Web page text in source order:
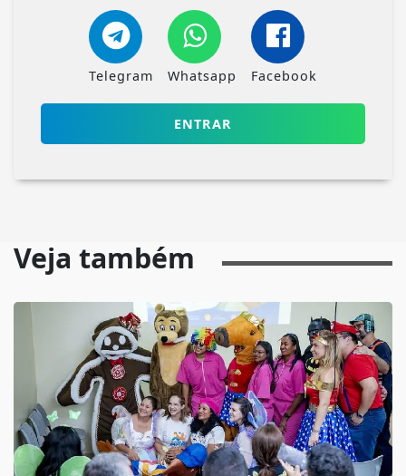
Telegram Whatsapp Facebook
ENTRAR
Veja também